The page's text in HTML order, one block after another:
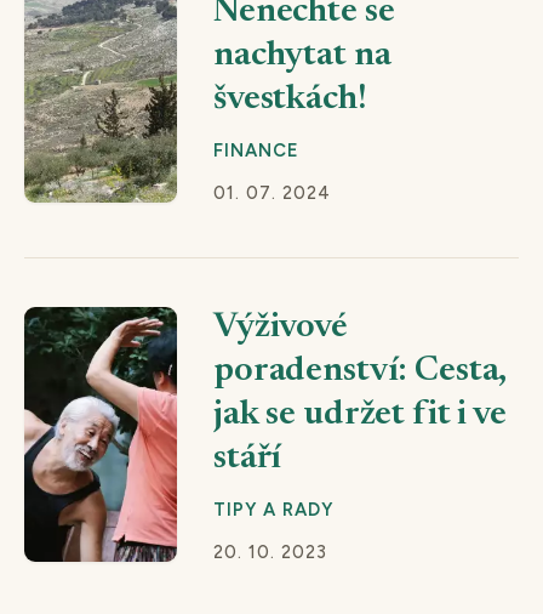
Nenechte se
nachytat na
švestkách!
FINANCE
01. 07. 2024
Výživové
poradenství: Cesta,
jak se udržet fit i ve
stáří
TIPY A RADY
20. 10. 2023